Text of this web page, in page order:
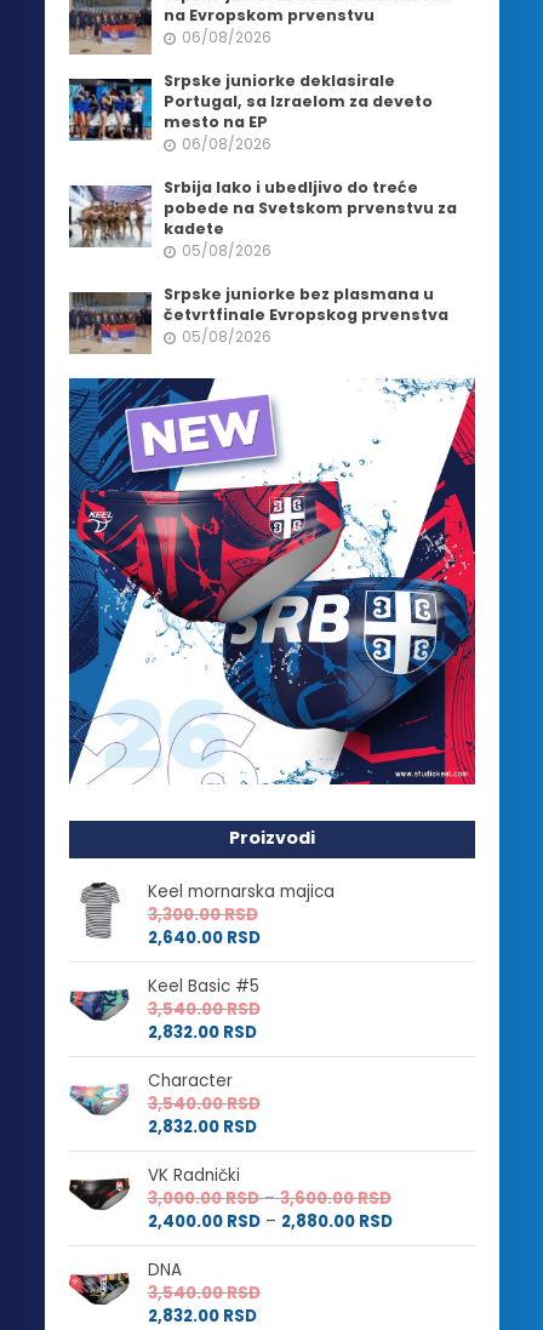
na Evropskom prvenstvu
06/08/2026
Srpske juniorke deklasirale
Portugal, sa Izraelom za deveto
mesto na EP
06/08/2026
Srbija lako i ubedljivo do treće
pobede na Svetskom prvenstvu za
kadete
05/08/2026
Srpske juniorke bez plasmana u
četvrtfinale Evropskog prvenstva
05/08/2026
Proizvodi
Keel mornarska majica
3,300.00RSD
2,640.00 RSD
Keel Basic #5
3,540.00RSD
2,832.00 RSD
Character
3,540.00RSD
2,832.00 RSD
VK Radnički
3,000.00RSD – 3,600.00RSDRaspon
cena:
od
2,400.00 RSD – 2,880.00 RSDRaspon
cena:
DNA
3,540.00RSD
2,832.00 RSD